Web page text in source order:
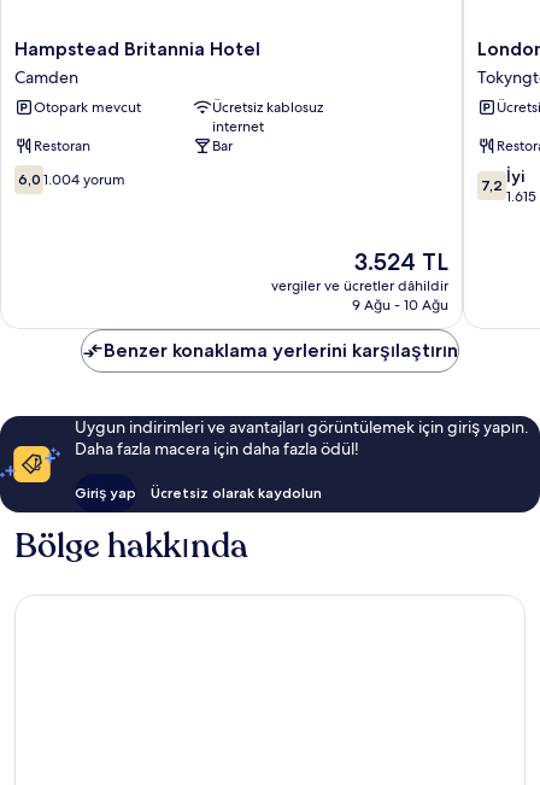
Hampstead
Britannia
Hotel
Camden
Hampstead Britannia Hotel
Camden
Otopark mevcut
Ücretsiz kablosuz
internet
Restoran
Bar
10
üzerinden
6,0 1.004 yorum
Güncel
fiyat:
3.524 TL
3.524 TL
vergiler ve ücretler dâhildir
9 Ağu - 10 Ağu
London
Hotel
10
7,2 İyi
Benzer konaklama yerlerini karşılaştırın
Uygun indirimleri ve avantajları görüntülemek için giriş yapın.
Daha fazla macera için daha fazla ödül!
Giriş yap Ücretsiz olarak kaydolun
Bölge hakkında